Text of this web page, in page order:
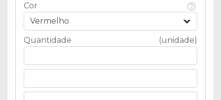
Cor
Vermelho
Quantidade (unidade)